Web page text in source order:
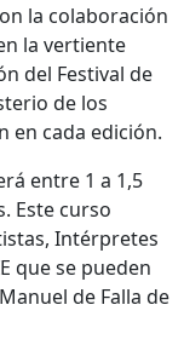
la colaboración
la vertiente
del Festival de
de los
en cada edición.
entre 1 a 1,5
Este curso
Intérpretes
que se pueden
de Falla de